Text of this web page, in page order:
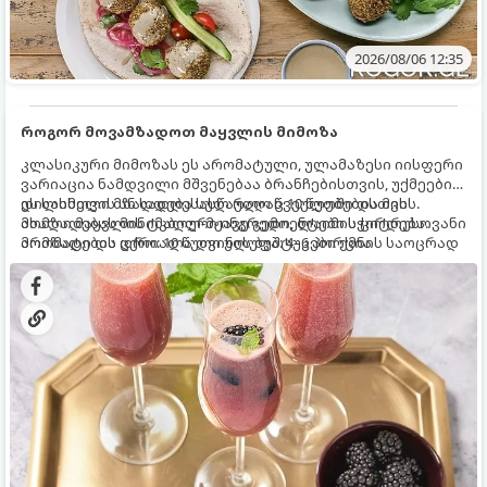
2026/08/06 12:35
როგორ მოვამზადოთ მაყვლის მიმოზა
კლასიკური მიმოზას ეს არომატული, ულამაზესი იისფერი
ვარიაცია ნამდვილი მშვენებაა ბრანჩებისთვის, უქმეების
დილისთვის ან სადღესასწაულო წვეულებებისთვის.
ახალი მაყვლის ტკბილ-მჟავე გემო, ლაიმის ციტრუსოვანი
არომატი და ცქრიალა ღვინის ბუშტუკები ქმნის საოცრად
დახვეწილ და მაგრილებელ კოქტეილს.
ეს სასმელი მზადდება სულ რაღაც 10 წუთში და მის
მომზადებას მინიმალური ინგრედიენტები სჭირდება.
მომზადების დრო: 10 წუთი ულუფა: 4–6 პორცია